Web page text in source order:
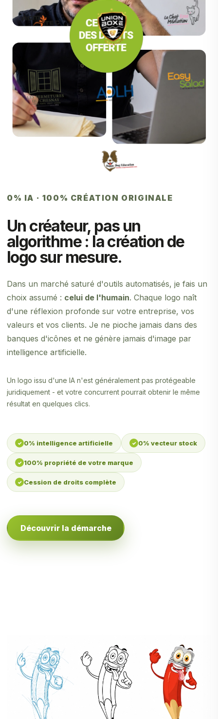
0% IA · 100% CRÉATION ORIGINALE
Un créateur, pas un
algorithme : la création de
logo sur mesure.
Dans un marché saturé d'outils automatisés, je fais un
choix assumé : celui de l'humain. Chaque logo naît
d'une réflexion profonde sur votre entreprise, vos
valeurs et vos clients. Je ne pioche jamais dans des
banques d'icônes et ne génère jamais d'image par
intelligence artificielle.
Un logo issu d'une IA n'est généralement pas protégeable
juridiquement - et votre concurrent pourrait obtenir le même
résultat en quelques clics.
0% intelligence artificielle 0% vecteur stock
100% propriété de votre marque
Cession de droits complète
Découvrir la démarche